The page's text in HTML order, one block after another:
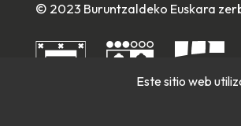
© 2023 Buruntzaldeko Euskara
Este sitio web